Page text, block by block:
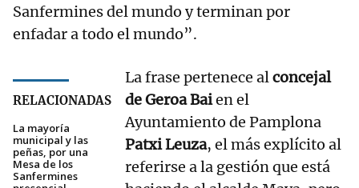
Sanfermines del mundo y terminan por
enfadar a todo el mundo”.
RELACIONADAS
La mayoría
municipal y las
peñas, por una
Mesa de los
Sanfermines
La frase pertenece alconcejal
de Geroa Baien el
Ayuntamiento de Pamplona
Patxi Leuza, el más explícito al
referirse a la gestión que está